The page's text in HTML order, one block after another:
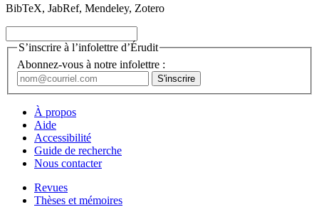
BibTeX, JabRef, Mendeley, Zotero
S’inscrire à l’infolettre d’Érudit
Abonnez-vous à notre infolettre :
À propos
Aide
Accessibilité
Guide de recherche
Nous contacter
Revues
Thèses et mémoires